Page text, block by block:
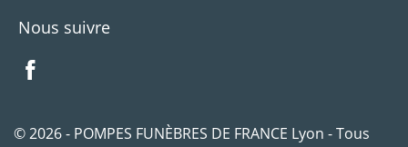
Nous suivre
© 2026 - POMPES FUNÈBRES DE FRANCE Lyon - Tous